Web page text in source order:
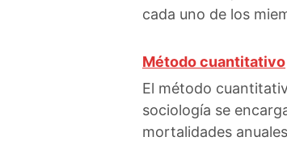
cada uno de los
Método cuantitativo
El método
sociología se
mortalidades